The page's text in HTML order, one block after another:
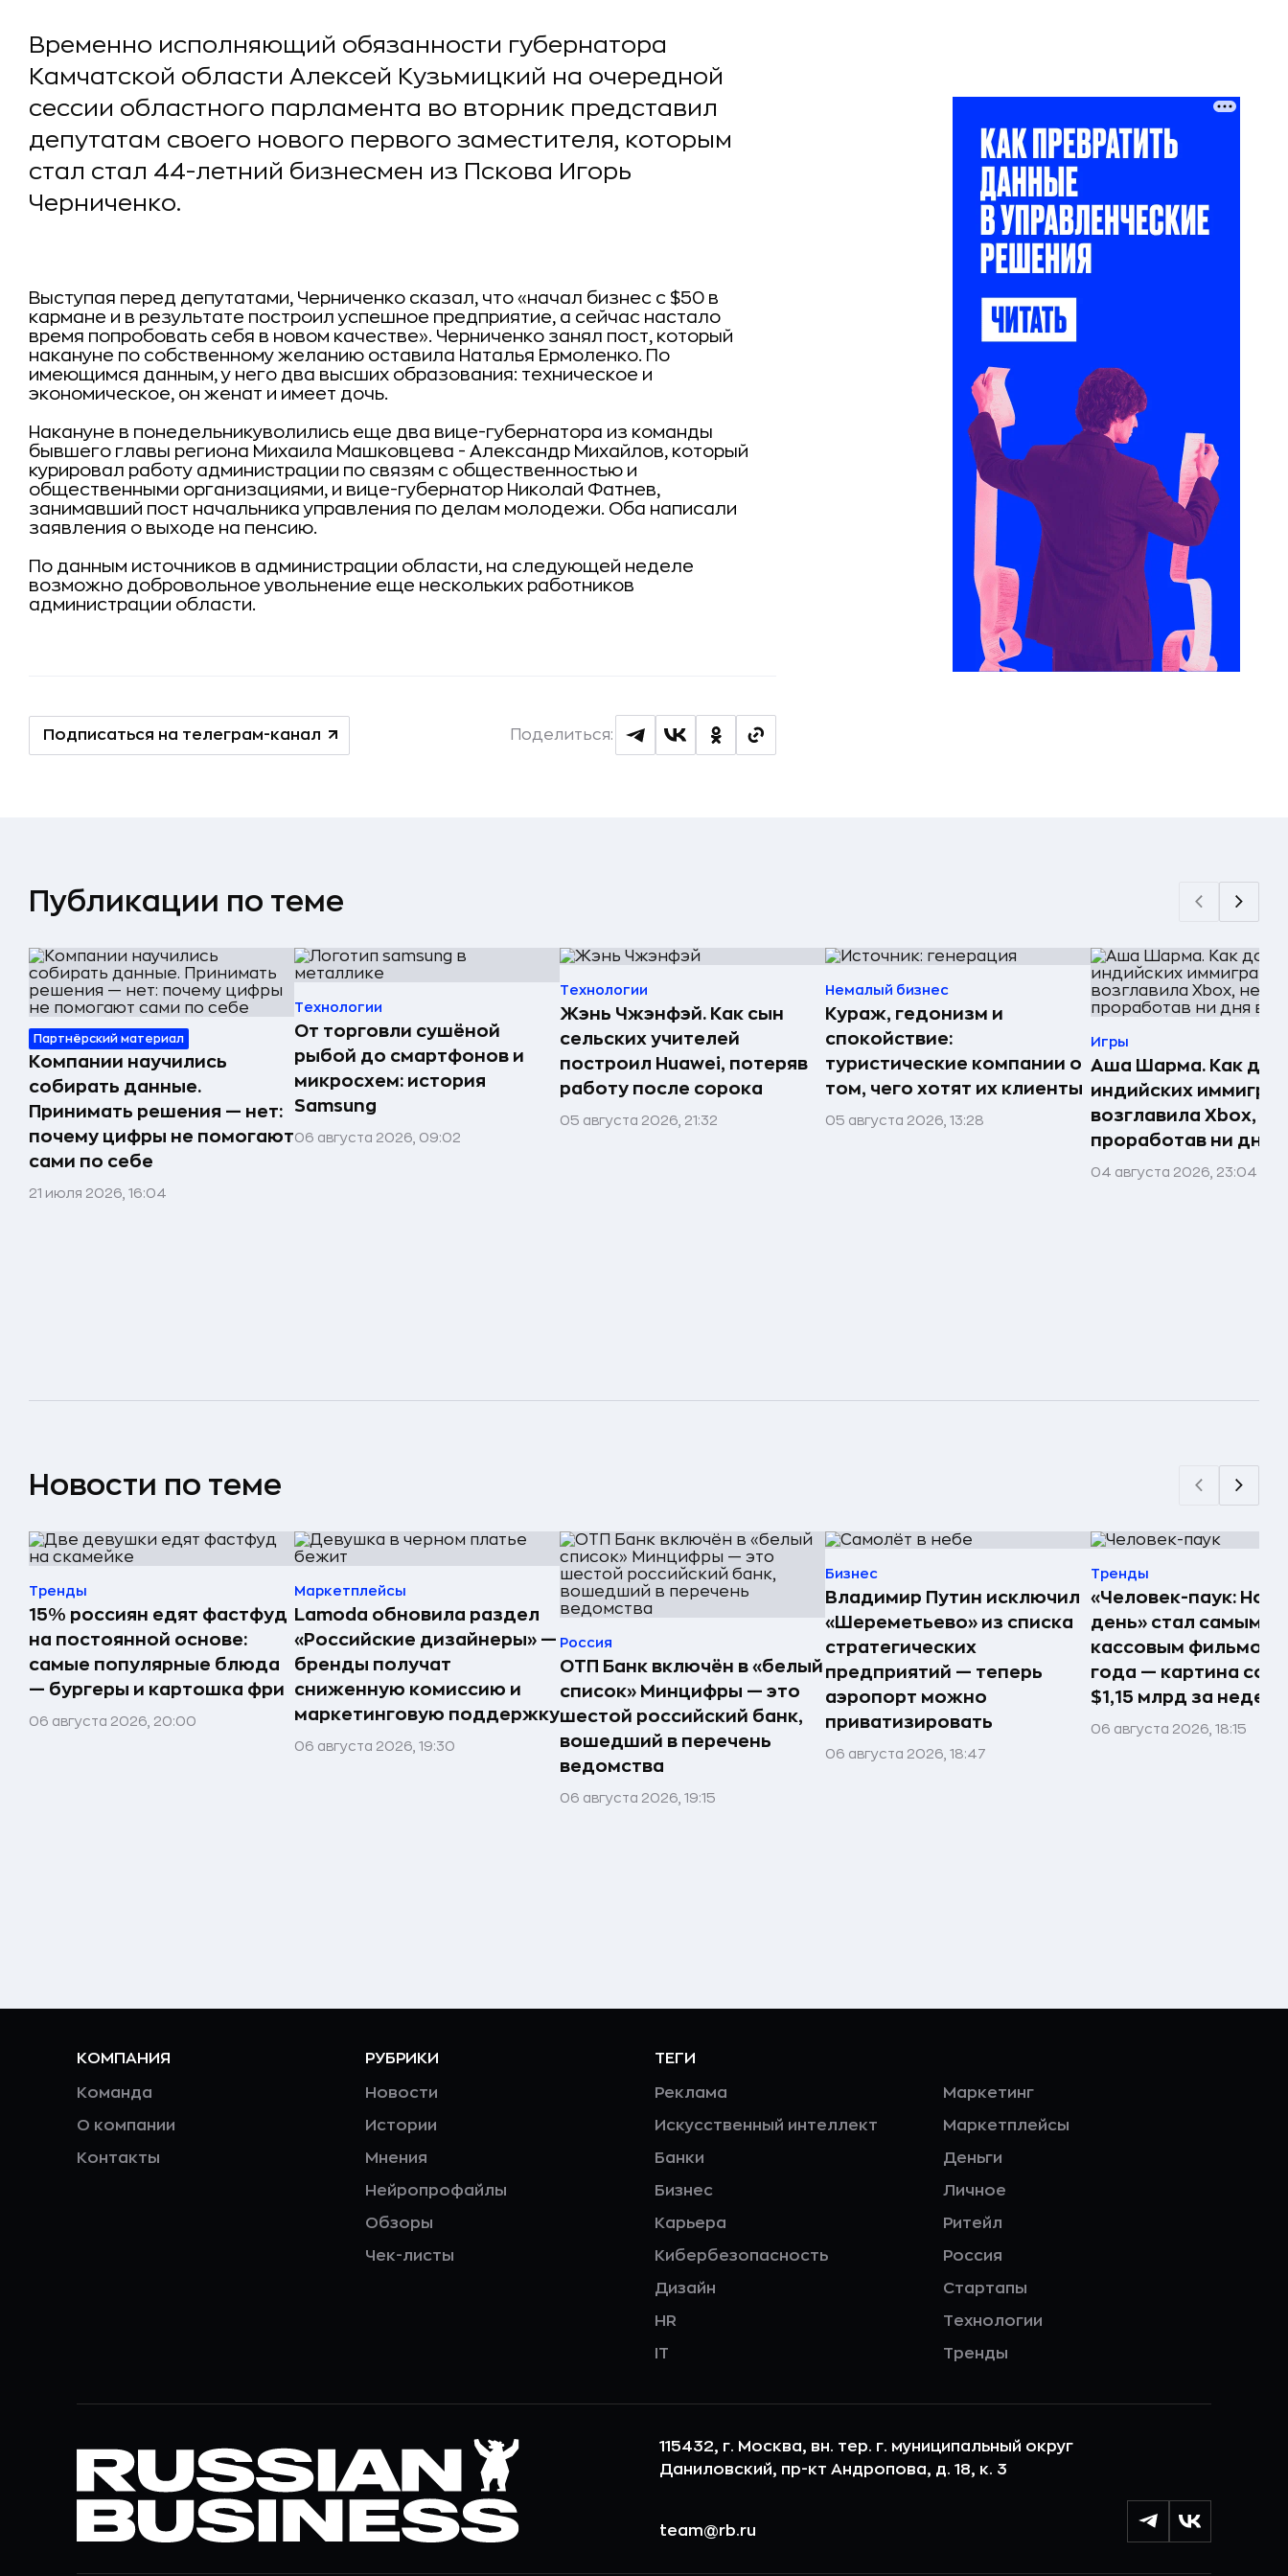
Временно исполняющий обязанности губернатора
Камчатской области Алексей Кузьмицкий на очередной
сессии областного парламента во вторник представил
депутатам своего нового первого заместителя, которым
стал стал 44-летний бизнесмен из Пскова Игорь
Черниченко.
Выступая перед депутатами, Черниченко сказал, что «начал бизнес с $50 в
кармане и в результате построил успешное предприятие, а сейчас настало
время попробовать себя в новом качестве». Черниченко занял пост, который
накануне по собственному желанию оставила Наталья Ермоленко. По
имеющимся данным, у него два высших образования: техническое и
экономическое, он женат и имеет дочь.
Накануне в понедельникуволились еще два вице-губернатора из команды
бывшего главы региона Михаила Машковцева - Александр Михайлов, который
курировал работу администрации по связям с общественностью и
общественными организациями, и вице-губернатор Николай Фатнев,
занимавший пост начальника управления по делам молодежи. Оба написали
заявления о выходе на пенсию.
По данным источников в администрации области, на следующей неделе
возможно добровольное увольнение еще нескольких работников
администрации области.
Подписаться на телеграм-канал Поделиться:
Публикации по теме
Партнёрский материал
Компании научились
собирать данные.
Принимать решения — нет:
почему цифры не помогают
сами по себе
21 июля 2026, 16:04
Технологии
От торговли сушёной
рыбой до смартфонов и
микросхем: история
Samsung
06 августа 2026, 09:02
Технологии
Жэнь Чжэнфэй. Как сын
сельских учителей
построил Huawei, потеряв
работу после сорока
05 августа 2026, 21:32
Немалый бизнес
Кураж, гедонизм и
спокойствие:
туристические компании о
том, чего хотят их клиенты
05 августа 2026, 13:28
Игры
Аша Шарма. Как
индийских
возглавила Xbox, не
проработав ни дня
04 августа 2026, 23:04
Новости по теме
Тренды
15% россиян едят фастфуд
на постоянной основе:
самые популярные блюда
— бургеры и картошка фри
06 августа 2026, 20:00
Маркетплейсы
Lamoda обновила раздел
«Российские дизайнеры» —
бренды получат
сниженную комиссию и
маркетинговую поддержку
06 августа 2026, 19:30
Россия
ОТП Банк включён в «белый
список» Минцифры — это
шестой российский банк,
вошедший в перечень
ведомства
06 августа 2026, 19:15
Бизнес
Владимир Путин исключил
«Шереметьево» из списка
стратегических
предприятий — теперь
аэропорт можно
приватизировать
06 августа 2026, 18:47
Тренды
«Человек-паук:
день» стал самым
кассовым фильмом
года — картина
$1,15 млрд за
06 августа 2026, 18:15
КОМПАНИЯ
Команда
О компании
Контакты
РУБРИКИ
Новости
Истории
Мнения
Нейропрофайлы
Обзоры
Чек-листы
ТЕГИ
Реклама
Искусственный интеллект
Банки
Бизнес
Карьера
Кибербезопасность
Дизайн
HR
IT
Маркетинг
Маркетплейсы
Деньги
Личное
Ритейл
Россия
Стартапы
Технологии
Тренды
115432, г. Москва, вн. тер. г. муниципальный округ
Даниловский, пр-кт Андропова, д. 18, к. 3
team@rb.ru